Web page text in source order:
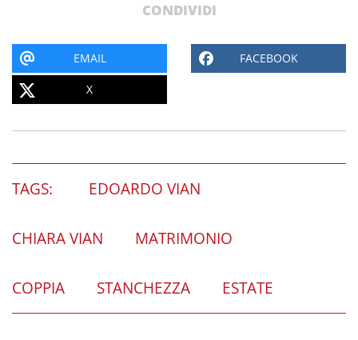
CONDIVIDI
EMAIL FACEBOOK
X
TAGS: EDOARDO VIAN
CHIARA VIAN MATRIMONIO
COPPIA STANCHEZZA ESTATE